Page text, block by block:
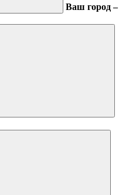
Ваш город –